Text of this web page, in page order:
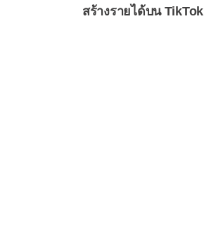
สร้างรายได้บน TikTok